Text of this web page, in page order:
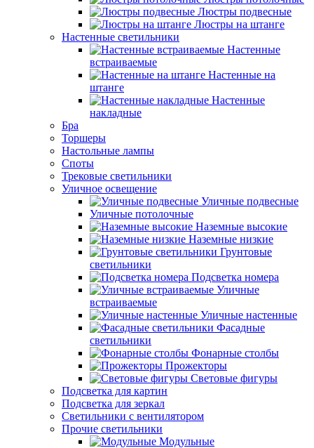
Люстры подвесные
Люстры на штанге
Настенные светильники
Настенные
встраиваемые
Настенные на
штанге
Настенные
накладные
Бра
Торшеры
Настольные лампы
Споты
Трековые светильники
Уличное освещение
Уличные подвесные
Уличные потолочные
Наземные высокие
Наземные низкие
Грунтовые
светильники
Подсветка номера
Уличные
встраиваемые
Уличные настенные
Фасадные
светильники
Фонарные столбы
Прожекторы
Световые фигуры
Подсветка для картин
Подсветка для зеркал
Светильники с вентилятором
Прочие светильники
Модульные